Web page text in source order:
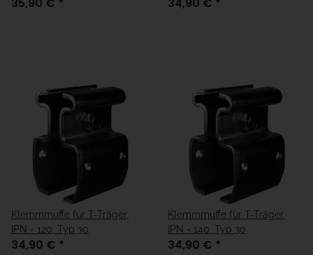
Klemmmuffe für T-Träger,
IPN = 120, Typ 30
34,90 € *
Klemmmuffe für T-Träger,
IPN = 140, Typ 30
34,90 € *